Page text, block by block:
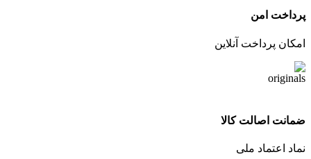
پرداخت امن
امکان پرداخت آنلاین
ضمانت اصالت کالا
نماد اعتماد ملی